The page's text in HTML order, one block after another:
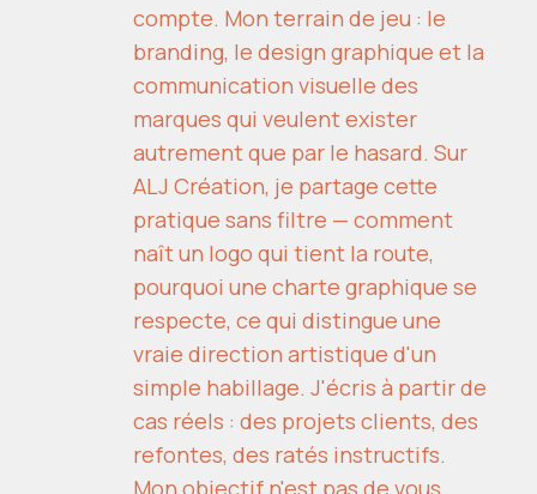
compte. Mon terrain de jeu : le
branding, le design graphique et la
communication visuelle des
marques qui veulent exister
autrement que par le hasard. Sur
ALJ Création, je partage cette
pratique sans filtre — comment
naît un logo qui tient la route,
pourquoi une charte graphique se
respecte, ce qui distingue une
vraie direction artistique d'un
simple habillage. J'écris à partir de
cas réels : des projets clients, des
refontes, des ratés instructifs.
Mon objectif n'est pas de vous